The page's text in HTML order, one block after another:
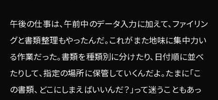
午後の仕事は、午前中のデータ入力に加えて、ファイリン
グと書類整理もやったんだ。これがまた地味に集中力い
る作業だった。書類を種類別に分けたり、日付順に並べ
たりして、指定の場所に保管していくんだよ。たまに「こ
の書類、どこにしまえばいいんだ？」って迷うこともあっ